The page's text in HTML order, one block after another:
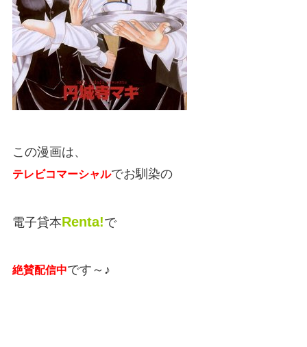
この漫画は、
テレビコマーシャルでお馴染の
電子貸本Renta!で
絶賛配信中です～♪